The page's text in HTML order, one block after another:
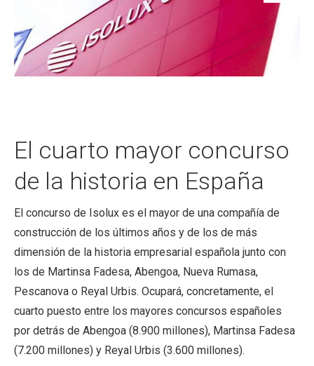
El cuarto mayor concurso
de la historia en España
El concurso de Isolux es el mayor de una compañía de
construcción de los últimos años y de los de más
dimensión de la historia empresarial española junto con
los de Martinsa Fadesa, Abengoa, Nueva Rumasa,
Pescanova o Reyal Urbis. Ocupará, concretamente, el
cuarto puesto entre los mayores concursos españoles
por detrás de Abengoa (8.900 millones), Martinsa Fadesa
(7.200 millones) y Reyal Urbis (3.600 millones).